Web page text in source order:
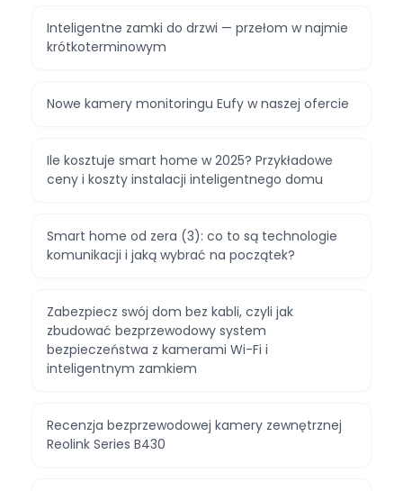
Inteligentne zamki do drzwi — przełom w najmie
krótkoterminowym
Nowe kamery monitoringu Eufy w naszej ofercie
Ile kosztuje smart home w 2025? Przykładowe
ceny i koszty instalacji inteligentnego domu
Smart home od zera (3): co to są technologie
komunikacji i jaką wybrać na początek?
Zabezpiecz swój dom bez kabli, czyli jak
zbudować bezprzewodowy system
bezpieczeństwa z kamerami Wi-Fi i
inteligentnym zamkiem
Recenzja bezprzewodowej kamery zewnętrznej
Reolink Series B430